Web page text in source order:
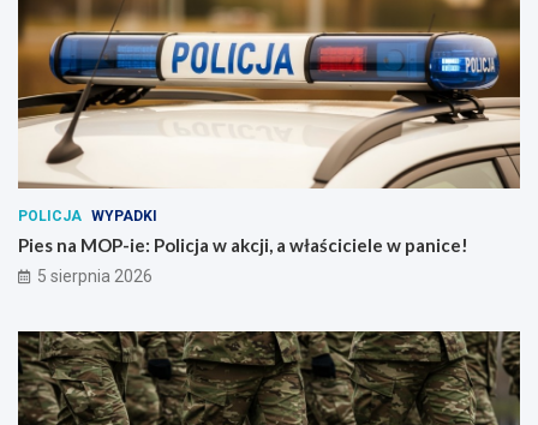
POLICJA WYPADKI
Pies na MOP-ie: Policja w akcji, a właściciele w panice!
5 sierpnia 2026